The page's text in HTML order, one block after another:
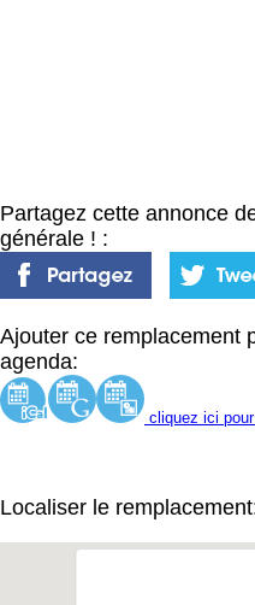
Partagez cette annonce
générale ! :
Ajouter ce remplacement
agenda:
cliquez ici
Localiser le